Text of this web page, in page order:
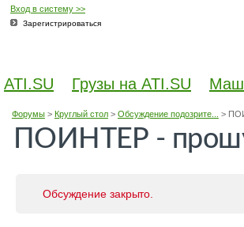
Вход в систему >>
Зарегистрироваться
ATI.SU Грузы на ATI.SU
Форумы> Круглый стол> Обсуждение подозрите... >
ПОИНТЕР -
Обсуждение закрыто.